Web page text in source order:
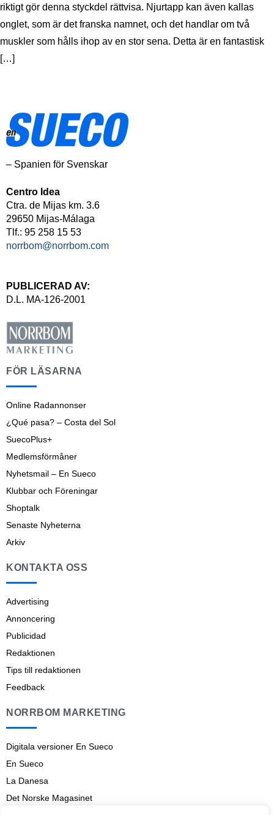
riktigt gör denna styckdel rättvisa. Njurtapp kan även kallas
onglet, som är det franska namnet, och det handlar om två
muskler som hålls ihop av en stor sena. Detta är en fantastisk
[…]
– Spanien för Svenskar
Centro Idea
Ctra. de Mijas km. 3.6
29650 Mijas-Málaga
Tlf.: 95 258 15 53
norrbom@norrbom.com
PUBLICERAD AV:
D.L. MA-126-2001
FÖR LÄSARNA
Online Radannonser
¿Qué pasa? – Costa del Sol
SuecoPlus+
Medlemsförmåner
Nyhetsmail – En Sueco
Klubbar och Föreningar
Shoptalk
Senaste Nyheterna
Arkiv
KONTAKTA OSS
Advertising
Annoncering
Publicidad
Redaktionen
Tips till redaktionen
Feedback
NORRBOM MARKETING
Digitala versioner En Sueco
En Sueco
La Danesa
Det Norske Magasinet